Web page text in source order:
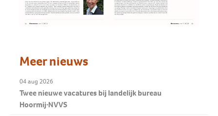
Meer nieuws
04 aug 2026
Twee nieuwe vacatures bij landelijk bureau
Hoormij∙NVVS